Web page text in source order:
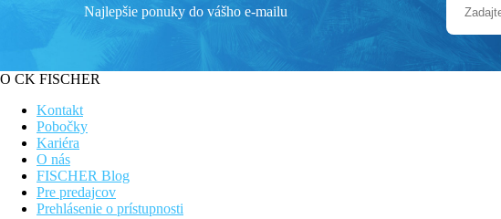
Najlepšie ponuky do vášho e-mailu
O CK FISCHER
Kontakt
Pobočky
Kariéra
O nás
FISCHER Blog
Pre predajcov
Prehlásenie o prístupnosti